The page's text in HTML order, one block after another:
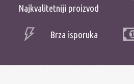
Najkvalitetniji proizvod
Brza isporuka